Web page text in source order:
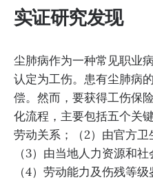
实证研究发现
尘肺病作为一种常见职业
认定为工伤。患有尘肺病
偿。然而，要获得工伤保
化流程，主要包括五个关
劳动关系；（2）由官方卫
（3）由当地人力资源和
（4）劳动能力及伤残等